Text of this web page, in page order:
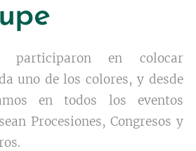
participaron en colocar
uno de los colores, y desde
en todos los eventos
Procesiones, Congresos y